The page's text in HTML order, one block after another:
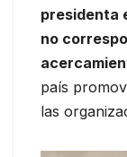
presidenta
no
país
las